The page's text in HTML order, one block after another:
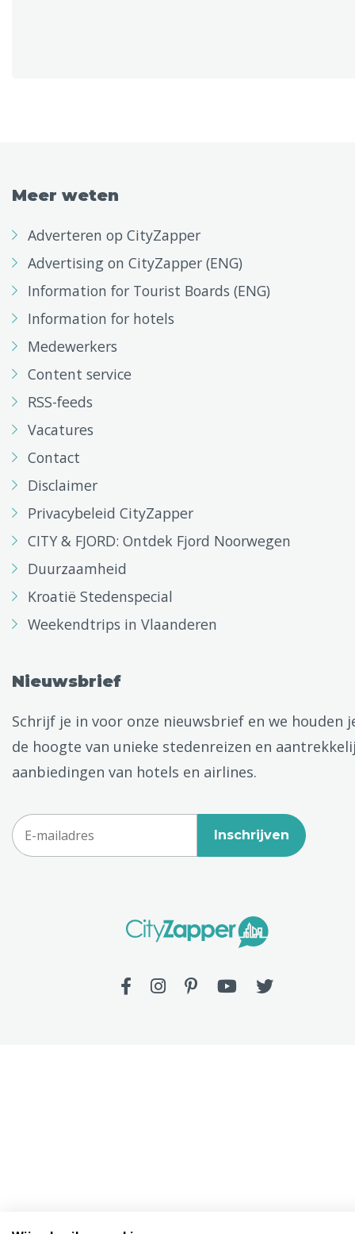
Meer weten
Adverteren op CityZapper
Advertising on CityZapper (ENG)
Information for Tourist Boards (ENG)
Information for hotels
Medewerkers
Content service
RSS-feeds
Vacatures
Contact
Disclaimer
Privacybeleid CityZapper
CITY & FJORD: Ontdek Fjord Noorwegen
Duurzaamheid
Kroatië Stedenspecial
Weekendtrips in Vlaanderen
Nieuwsbrief
Schrijf je in voor onze nieuwsbrief en we houden
de hoogte van unieke stedenreizen en
aanbiedingen van hotels en airlines.
Inschrijven